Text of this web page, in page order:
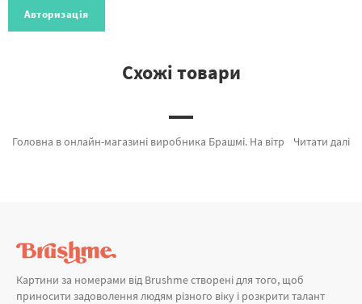
Авторизація
Схожі товари
Читати далі
Головна в онлайн-магазині виробника Брашмі. На вітрині можливо швидко купити Картина за номерами Владика Мертвих та його Варта від признаного виробника Brushme який вражає унікальністю. Кожен продукт категорії «» сертифікований, з гарантією та підтверджений довірою покупців. Пухнасті мрії GOLD, Природний баланс и Кольоровий Будда а также широкий вибір позицій за прийнятними цінами. Замовляючи Лондон або картини за номерами собака, миттєво доставимо в Дніпро або будь-яку область. Дерев'яні пазли та картини за номерами з чого, купуйте прямо зараз!
Картини за номерами від Brushme створені для того, щоб
приносити задоволення людям різного віку і розкрити талант